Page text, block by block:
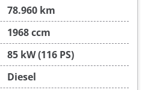
78.960 km
1968 ccm
85 kW (116 PS)
Diesel